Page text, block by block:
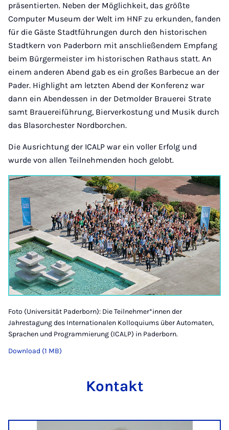
präsentierten. Neben der Möglichkeit, das größte
Computer Museum der Welt im HNF zu erkunden, fanden
für die Gäste Stadtführungen durch den historischen
Stadtkern von Paderborn mit anschließendem Empfang
beim Bürgermeister im historischen Rathaus statt. An
einem anderen Abend gab es ein großes Barbecue an der
Pader. Highlight am letzten Abend der Konferenz war
dann ein Abendessen in der Detmolder Brauerei Strate
samt Brauereiführung, Bierverkostung und Musik durch
das Blasorchester Nordborchen.
Die Ausrichtung der ICALP war ein voller Erfolg und
wurde von allen Teilnehmenden hoch gelobt.
Foto (Universität Paderborn): Die Teilnehmer*innen der
Jahrestagung des Internationalen Kolloquiums über Automaten,
Sprachen und Programmierung (ICALP) in Paderborn.
Download (1 MB)
Kontakt